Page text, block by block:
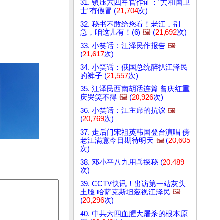
31. 镇压六四军官作证：“共和国卫
士”有假冒 (21,704次)
32. 秘书不敢给您看！老江，别
急，咱这儿有！(6) 🖼️ (21,692次)
33. 小笑话：江泽民作报告 🖼️
(21,617次)
34. 小笑话：俄国总统醉扒江泽民
的裤子 (21,557次)
35. 江泽民西南胡话连篇 曾庆红重
庆哭笑不得 🖼️ (20,926次)
36. 小笑话：江主席的抗议 🖼️
(20,769次)
37. 走后门宋祖英韩国登台演唱 傍
老江满意今日期待明天 🖼️ (20,605
次)
38. 邓小平八九用兵探秘 (20,489
次)
39. CCTV快讯！出访第一站灰头
土脸 哈萨克斯坦藐视江泽民 🖼️
(20,296次)
40. 中共六四血腥大屠杀的根本原